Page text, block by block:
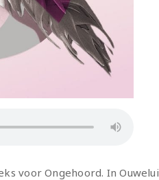
voor Ongehoord. In Ouwelui